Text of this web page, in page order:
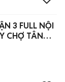
3 FULL NỘI
CHỢ TÂN